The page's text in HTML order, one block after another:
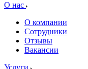
О нас
О компании
Сотрудники
Отзывы
Вакансии
Услуги